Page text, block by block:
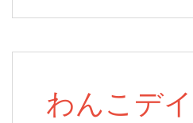
わんこデ